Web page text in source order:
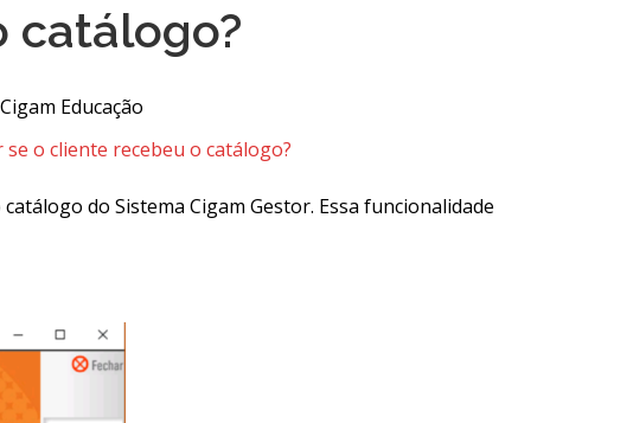
catálogo?
Cigam Educação
o cliente recebeu o catálogo?
do Sistema Cigam Gestor. Essa funcionalidade